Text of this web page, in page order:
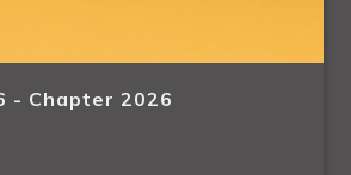
- Chapter 2026